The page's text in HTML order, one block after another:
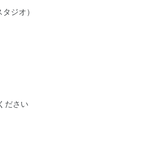
ジオ）
ださい